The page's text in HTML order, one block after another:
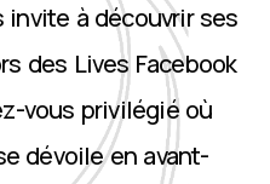
invite à découvrir ses
des Lives Facebook
vous privilégié où
dévoile en avant-